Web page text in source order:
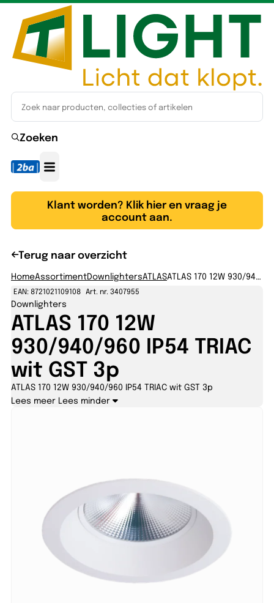
Zoeken
Klant worden? Klik hier en vraag je
account aan.
Terug naar overzicht
HomeAssortimentDownlightersATLASATLAS 170 12W 930/940/960 IP54 TRIAC wit GST 3p
EAN: 8721021109108 Art. nr. 3407955
Downlighters
ATLAS 170 12W
930/940/960 IP54 TRIAC
wit GST 3p
ATLAS 170 12W 930/940/960 IP54 TRIAC wit GST 3p
Lees meer Lees minder